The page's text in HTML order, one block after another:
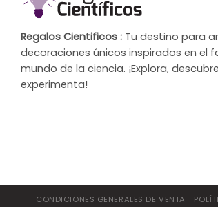
Regalos Cientificos : Tu destino para
decoraciones únicos inspirados en el
mundo de la ciencia. ¡Explora,
experimenta!
CONDICIONES GENERALES DE VENTA